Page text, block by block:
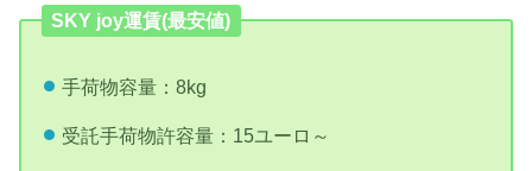
SKY joy運賃(最安値)
手荷物容量：8kg
受託手荷物許容量：15ユーロ～